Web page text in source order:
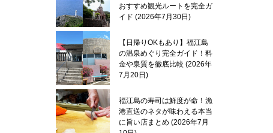
おすすめ観光ルートを完全ガ
イド 2026年7月30日
【日帰りOKもあり】福江島
の温泉めぐり完全ガイド！料
金や泉質を徹底比較 2026年
7月20日
福江島の寿司は鮮度が命！漁
港直送のネタが味わえる本当
に旨い店まとめ 2026年7月